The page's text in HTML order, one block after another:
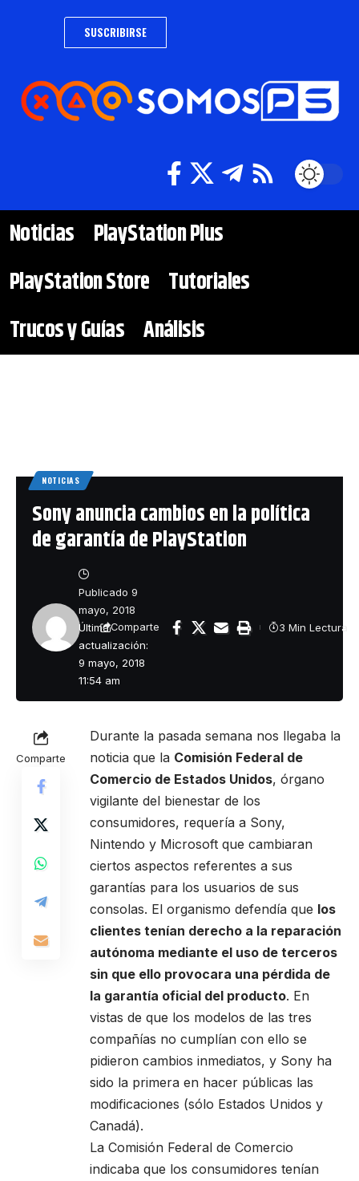
SUSCRIBIRSE
Noticias
PlayStation Plus
PlayStation Store Tutoriales
Trucos y Guías Análisis
NOTICIAS
Sony anuncia cambios en la política
de garantía de PlayStation
Última
actualización:
9 mayo, 2018
11:54 am
Publicado 9
mayo, 2018
Comparte 3 Min Lectura
Comparte
Durante la pasada semana nos llegaba la
noticia que la Comisión Federal de
Comercio de Estados Unidos, órgano
vigilante del bienestar de los
consumidores, requería a Sony,
Nintendo y Microsoft que cambiaran
ciertos aspectos referentes a sus
garantías para los usuarios de sus
consolas. El organismo defendía que los
clientes tenían derecho a la reparación
autónoma mediante el uso de terceros
sin que ello provocara una pérdida de
la garantía oficial del producto. En
vistas de que los modelos de las tres
compañías no cumplían con ello se
pidieron cambios inmediatos, y Sony ha
sido la primera en hacer públicas las
modificaciones (sólo Estados Unidos y
Canadá).
La Comisión Federal de Comercio
indicaba que los consumidores tenían